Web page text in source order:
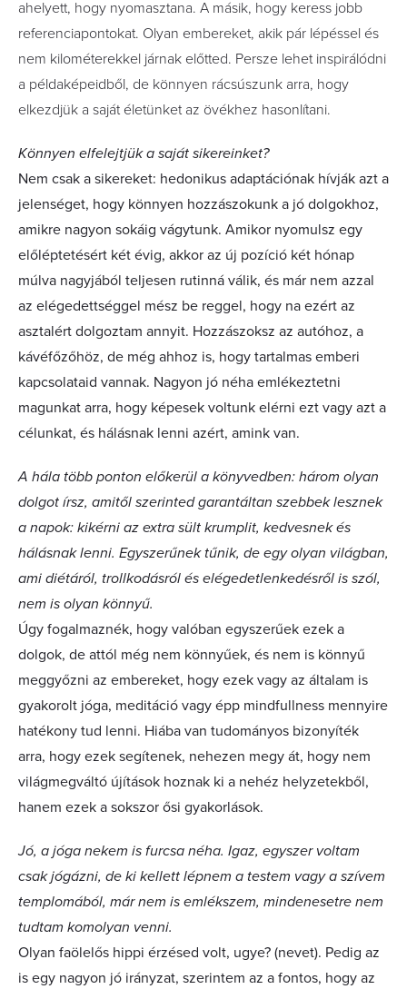
ahelyett, hogy nyomasztana. A másik, hogy keress jobb
referenciapontokat. Olyan embereket, akik pár lépéssel és
nem kilométerekkel járnak előtted. Persze lehet inspirálódni
a példaképeidből, de könnyen rácsúszunk arra, hogy
elkezdjük a saját életünket az övékhez hasonlítani.
Könnyen elfelejtjük a saját sikereinket?
Nem csak a sikereket: hedonikus adaptációnak hívják azt a
jelenséget, hogy könnyen hozzászokunk a jó dolgokhoz,
amikre nagyon sokáig vágytunk. Amikor nyomulsz egy
előléptetésért két évig, akkor az új pozíció két hónap
múlva nagyjából teljesen rutinná válik, és már nem azzal
az elégedettséggel mész be reggel, hogy na ezért az
asztalért dolgoztam annyit. Hozzászoksz az autóhoz, a
kávéfőzőhöz, de még ahhoz is, hogy tartalmas emberi
kapcsolataid vannak. Nagyon jó néha emlékeztetni
magunkat arra, hogy képesek voltunk elérni ezt vagy azt a
célunkat, és hálásnak lenni azért, amink van.
A hála több ponton előkerül a könyvedben: három olyan
dolgot írsz, amitől szerinted garantáltan szebbek lesznek
a napok: kikérni az extra sült krumplit, kedvesnek és
hálásnak lenni. Egyszerűnek tűnik, de egy olyan világban,
ami diétáról, trollkodásról és elégedetlenkedésről is szól,
nem is olyan könnyű.
Úgy fogalmaznék, hogy valóban egyszerűek ezek a
dolgok, de attól még nem könnyűek, és nem is könnyű
meggyőzni az embereket, hogy ezek vagy az általam is
gyakorolt jóga, meditáció vagy épp mindfullness mennyire
hatékony tud lenni. Hiába van tudományos bizonyíték
arra, hogy ezek segítenek, nehezen megy át, hogy nem
világmegváltó újítások hoznak ki a nehéz helyzetekből,
hanem ezek a sokszor ősi gyakorlások.
Jó, a jóga nekem is furcsa néha. Igaz, egyszer voltam
csak jógázni, de ki kellett lépnem a testem vagy a szívem
templomából, már nem is emlékszem, mindenesetre nem
tudtam komolyan venni.
Olyan faölelős hippi érzésed volt, ugye? (nevet). Pedig az
is egy nagyon jó irányzat, szerintem az a fontos, hogy az